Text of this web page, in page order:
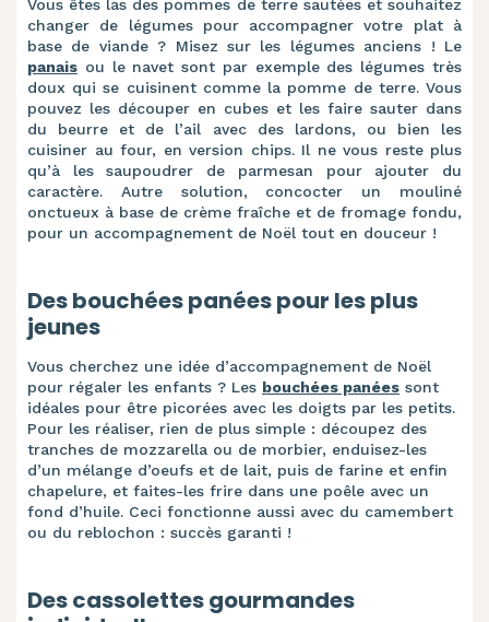
Vous êtes las des pommes de terre sautées et souhaitez
changer de légumes pour accompagner votre plat à
base de viande ? Misez sur les légumes anciens ! Le
panais ou le navet sont par exemple des légumes très
doux qui se cuisinent comme la pomme de terre. Vous
pouvez les découper en cubes et les faire sauter dans
du beurre et de l’ail avec des lardons, ou bien les
cuisiner au four, en version chips. Il ne vous reste plus
qu’à les saupoudrer de parmesan pour ajouter du
caractère. Autre solution, concocter un mouliné
onctueux à base de crème fraîche et de fromage fondu,
pour un accompagnement de Noël tout en douceur !
Des bouchées panées pour les plus
jeunes
Vous cherchez une idée d’accompagnement de Noël
pour régaler les enfants ? Les bouchées panées sont
idéales pour être picorées avec les doigts par les petits.
Pour les réaliser, rien de plus simple : découpez des
tranches de mozzarella ou de morbier, enduisez-les
d’un mélange d’oeufs et de lait, puis de farine et enfin
chapelure, et faites-les frire dans une poêle avec un
fond d’huile. Ceci fonctionne aussi avec du camembert
ou du reblochon : succès garanti !
Des cassolettes gourmandes